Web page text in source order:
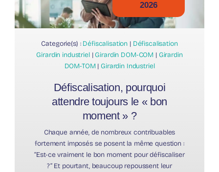
2026
Categorie(s) : Défiscalisation | Défiscalisation
Girardin industriel| Girardin DOM-COM | Girardin
DOM-TOM | Girardin Industriel
Défiscalisation, pourquoi
attendre toujours le « bon
moment » ?
Chaque année, de nombreux contribuables
fortement imposés se posent la même question :
“Est-ce vraiment le bon moment pour défiscaliser
?” Et pourtant, beaucoup repoussent leur